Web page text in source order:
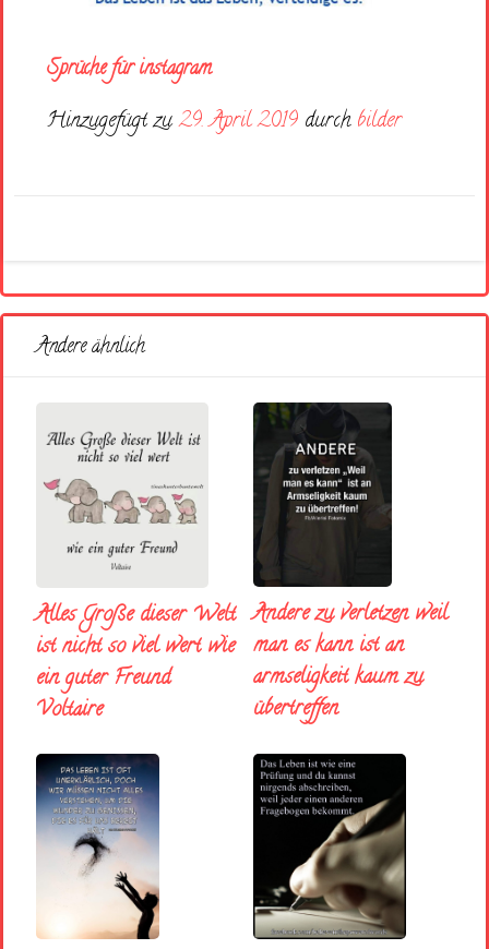
Sprüche für instagram
Hinzugefügt zu29. April 2019 durch bilder
Andere ähnlich
Alles Große dieser Welt
ist nicht so viel wert wie
ein guter Freund
Voltaire
Andere zu verletzen weil
man es kann ist an
armseligkeit kaum zu
übertreffen